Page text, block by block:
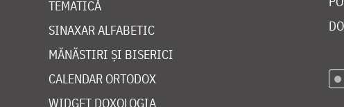
TEMATICĂ
SINAXAR ALFABETIC
MĂNĂSTIRI ȘI BISERICI
CALENDAR ORTODOX
WIDGET DOXOLOGIA